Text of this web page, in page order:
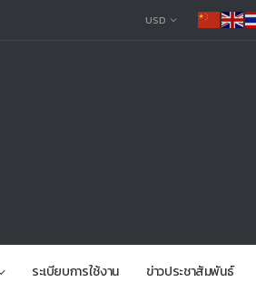
USD
ระเบียบการใช้งาน ข่าวประชาสัมพันธ์